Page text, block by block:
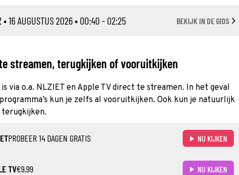
•16 AUGUSTUS 2026• 00:40 - 02:25 BEKIJK IN DE GIDS
streamen, terugkijken of vooruitkijken
via o.a. NLZIET en Apple TV direct te streamen. In het geval
kun je zelfs al vooruitkijken. Ook kun je natuurlijk
terugkijken.
PROBEER 14 DAGEN GRATIS NU KIJKEN
TV€9,99 NU KIJKEN